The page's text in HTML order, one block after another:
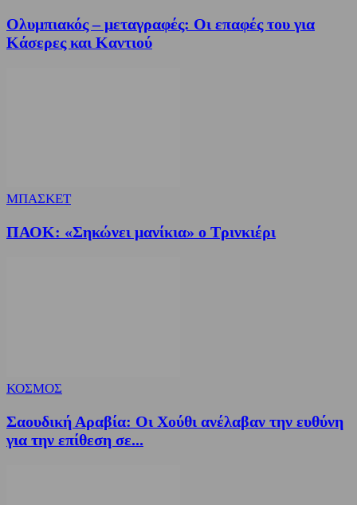
Ολυμπιακός – μεταγραφές: Οι επαφές του για
Κάσερες και Καντιού
ΜΠΑΣΚΕΤ
ΠΑΟΚ: «Σηκώνει μανίκια» ο Τρινκιέρι
ΚΟΣΜΟΣ
Σαουδική Αραβία: Οι Χούθι ανέλαβαν την ευθύνη
για την επίθεση σε...